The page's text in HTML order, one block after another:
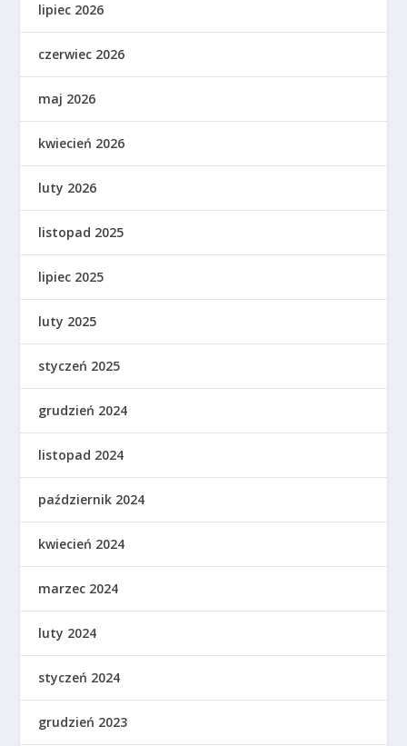
lipiec 2026
czerwiec 2026
maj 2026
kwiecień 2026
luty 2026
listopad 2025
lipiec 2025
luty 2025
styczeń 2025
grudzień 2024
listopad 2024
październik 2024
kwiecień 2024
marzec 2024
luty 2024
styczeń 2024
grudzień 2023